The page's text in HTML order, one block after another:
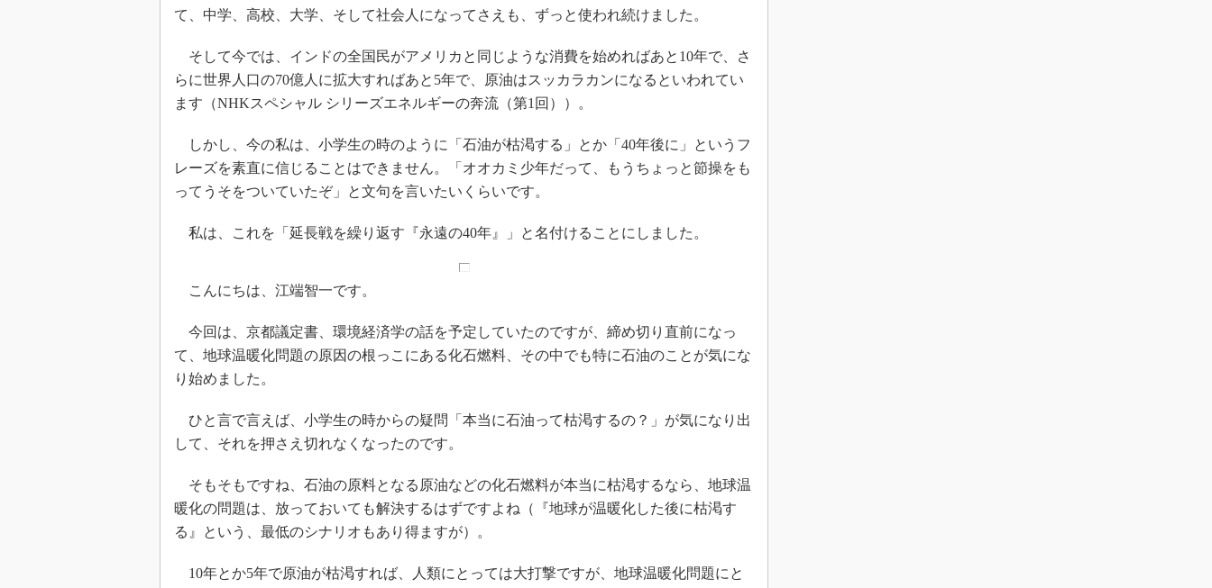
て、中学、高校、大学、そして社会人になってさえも、ずっと使われ続けました。
そして今では、インドの全国民がアメリカと同じような消費を始めればあと10年で、さ
らに世界人口の70億人に拡大すればあと5年で、原油はスッカラカンになるといわれてい
ます（NHKスペシャル シリーズエネルギーの奔流（第1回））。
しかし、今の私は、小学生の時のように「石油が枯渇する」とか「40年後に」というフ
レーズを素直に信じることはできません。「オオカミ少年だって、もうちょっと節操をも
ってうそをついていたぞ」と文句を言いたいくらいです。
私は、これを「延長戦を繰り返す『永遠の40年』」と名付けることにしました。
こんにちは、江端智一です。
今回は、京都議定書、環境経済学の話を予定していたのですが、締め切り直前になっ
て、地球温暖化問題の原因の根っこにある化石燃料、その中でも特に石油のことが気にな
り始めました。
ひと言で言えば、小学生の時からの疑問「本当に石油って枯渇するの？」が気になり出
して、それを押さえ切れなくなったのです。
そもそもですね、石油の原料となる原油などの化石燃料が本当に枯渇するなら、地球温
暖化の問題は、放っておいても解決するはずですよね（『地球が温暖化した後に枯渇す
る』という、最低のシナリオもあり得ますが）。
10年とか5年で原油が枯渇すれば、人類にとっては大打撃ですが、地球温暖化問題にと